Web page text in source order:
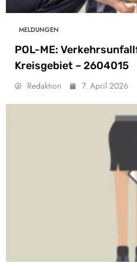
MELDUNGEN
POL-ME:
Kreisgebiet – 2604015
Redaktion 7. April 2026